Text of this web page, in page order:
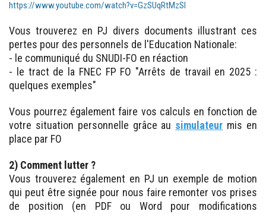
https://www.youtube.com/watch?v=GzSUqRtMzSI
Vous trouverez en PJ divers documents illustrant ces
pertes pour des personnels de l'Education Nationale:
- le communiqué du SNUDI-FO en réaction
- le tract de la FNEC FP FO "Arrêts de travail en 2025 :
quelques exemples"
Vous pourrez également faire vos calculs en fonction de
votre situation personnelle grâce au simulateur mis en
place par FO
2) Comment lutter ?
Vous trouverez également en PJ un exemple de motion
qui peut être signée pour nous faire remonter vos prises
de position (en PDF ou Word pour modifications